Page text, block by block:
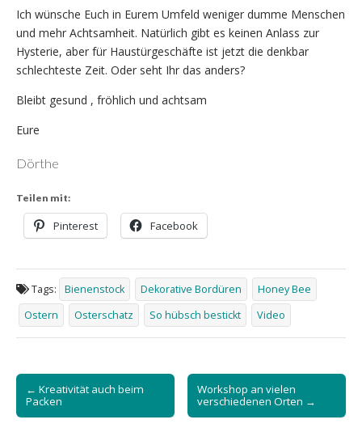
Ich wünsche Euch in Eurem Umfeld weniger dumme Menschen
und mehr Achtsamheit. Natürlich gibt es keinen Anlass zur
Hysterie, aber für Haustürgeschäfte ist jetzt die denkbar
schlechteste Zeit. Oder seht Ihr das anders?
Bleibt gesund , fröhlich und achtsam
Eure
Dörthe
Teilen mit:
Pinterest Facebook
Tags: Bienenstock Dekorative Bordüren
Honey Bee
Ostern
Osterschatz So hübsch bestickt Video
Post
navigation
← Kreativität auch beim
Packen
Workshop an vielen
verschiedenen Orten →